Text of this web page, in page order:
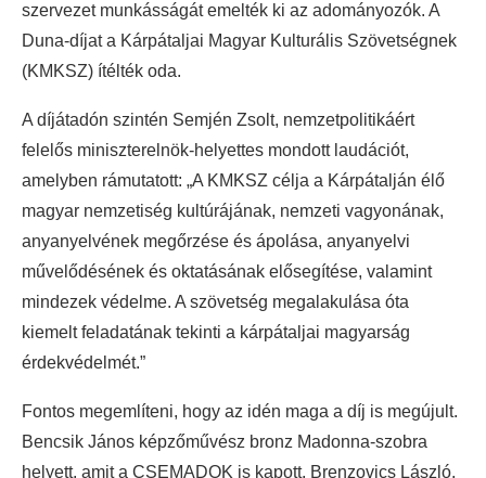
szervezet munkásságát emelték ki az adományozók. A
Duna-díjat a Kárpátaljai Magyar Kulturális Szövetségnek
(KMKSZ) ítélték oda.
A díjátadón szintén Semjén Zsolt, nemzetpolitikáért
felelős miniszterelnök-helyettes mondott laudációt,
amelyben rámutatott: „A KMKSZ célja a Kárpátalján élő
magyar nemzetiség kultúrájának, nemzeti vagyonának,
anyanyelvének megőrzése és ápolása, anyanyelvi
művelődésének és oktatásának elősegítése, valamint
mindezek védelme. A szövetség megalakulása óta
kiemelt feladatának tekinti a kárpátaljai magyarság
érdekvédelmét.”
Fontos megemlíteni, hogy az idén maga a díj is megújult.
Bencsik János képzőművész bronz Madonna-szobra
helyett, amit a CSEMADOK is kapott, Brenzovics László,